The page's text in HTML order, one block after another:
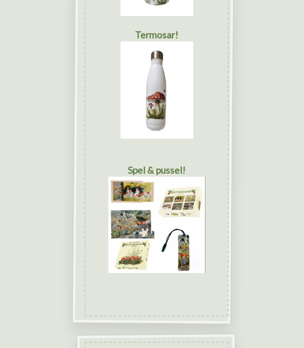
Termosar!
Spel & pussel!